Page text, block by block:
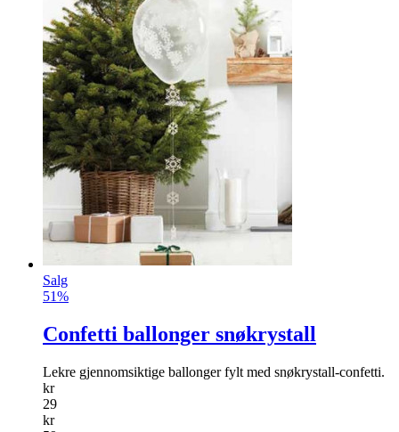
Salg
51%
Confetti ballonger snøkrystall
Lekre gjennomsiktige ballonger fylt med snøkrystall-confetti.
kr
29
kr